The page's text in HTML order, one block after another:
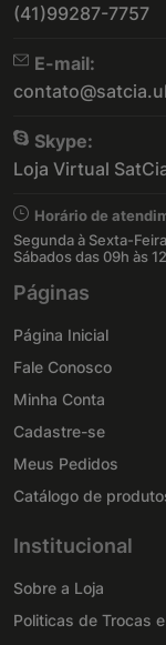
(41)99287-7757
E-mail:
Skype:
Loja Virtual
Horário de
Segunda à Sexta-
Sábados das 09h às
Páginas
Página Inicial
Fale Conosco
Minha Conta
Cadastre-se
Meus Pedidos
Catálogo de
Institucional
Sobre a Loja
Politicas de Trocas